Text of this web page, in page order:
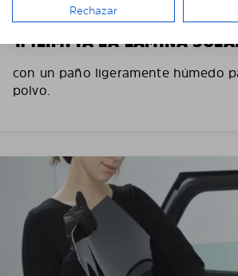
1. .LIMPIA LA LÁMINA
con un paño ligeramente húmedo
polvo.
Rechazar